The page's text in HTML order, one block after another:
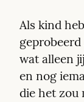
Als kind
wat alleen
en nog
die het zou